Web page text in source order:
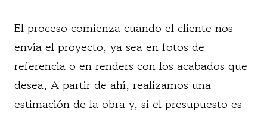
El proceso comienza cuando el cliente nos
envía el proyecto, ya sea en fotos de
referencia o en renders con los acabados que
desea. A partir de ahí, realizamos una
estimación de la obra y, si el presupuesto es